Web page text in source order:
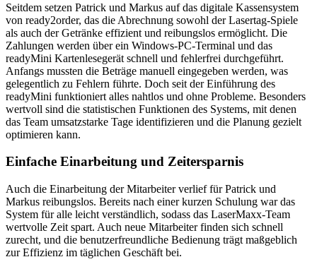
Seitdem setzen Patrick und Markus auf das digitale Kassensystem
von ready2order, das die Abrechnung sowohl der Lasertag-Spiele
als auch der Getränke effizient und reibungslos ermöglicht. Die
Zahlungen werden über ein Windows-PC-Terminal und das
readyMini Kartenlesegerät schnell und fehlerfrei durchgeführt.
Anfangs mussten die Beträge manuell eingegeben werden, was
gelegentlich zu Fehlern führte. Doch seit der Einführung des
readyMini funktioniert alles nahtlos und ohne Probleme. Besonders
wertvoll sind die statistischen Funktionen des Systems, mit denen
das Team umsatzstarke Tage identifizieren und die Planung gezielt
optimieren kann.
Einfache Einarbeitung und Zeitersparnis
Auch die Einarbeitung der Mitarbeiter verlief für Patrick und
Markus reibungslos. Bereits nach einer kurzen Schulung war das
System für alle leicht verständlich, sodass das LaserMaxx-Team
wertvolle Zeit spart. Auch neue Mitarbeiter finden sich schnell
zurecht, und die benutzerfreundliche Bedienung trägt maßgeblich
zur Effizienz im täglichen Geschäft bei.